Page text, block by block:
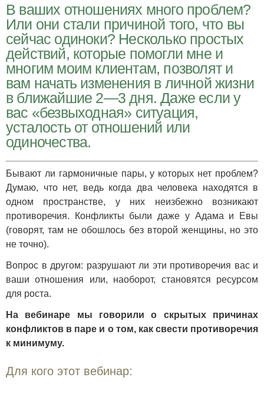
В ваших отношениях много проблем?
Или они стали причиной того, что вы
сейчас одиноки? Несколько простых
действий, которые помогли мне и
многим моим клиентам, позволят и
вам начать изменения в личной жизни
в ближайшие 2—3 дня. Даже если у
вас «безвыходная» ситуация,
усталость от отношений или
одиночества.
Бывают ли гармоничные пары, у которых нет проблем?
Думаю, что нет, ведь когда два человека находятся в
одном пространстве, у них неизбежно возникают
противоречия. Конфликты были даже у Адама и Евы
(говорят, там не обошлось без второй женщины, но это
не точно).
Вопрос в другом: разрушают ли эти противоречия вас и
ваши отношения или, наоборот, становятся ресурсом
для роста.
На вебинаре мы говорили о скрытых причинах
конфликтов в паре и о том, как свести противоречия
к минимуму.
Для кого этот вебинар: